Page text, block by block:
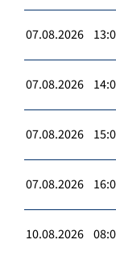
07.08.2026
07.08.2026
07.08.2026
07.08.2026
10.08.2026